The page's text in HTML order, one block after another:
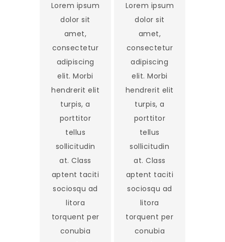
Lorem ipsum
dolor sit
amet,
consectetur
adipiscing
elit. Morbi
hendrerit elit
turpis, a
porttitor
tellus
sollicitudin
at. Class
aptent taciti
sociosqu ad
litora
torquent per
conubia
Lorem ipsum
dolor sit
amet,
consectetur
adipiscing
elit. Morbi
hendrerit elit
turpis, a
porttitor
tellus
sollicitudin
at. Class
aptent taciti
sociosqu ad
litora
torquent per
conubia